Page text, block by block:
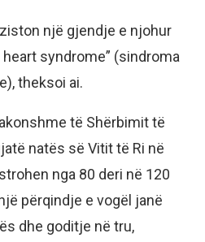
një gjendje e njohur
syndrome” (sindroma
theksoi ai.
të Shërbimit të
natës së Vitit të Ri në
nga 80 deri në 120
përqindje e vogël janë
dhe goditje në tru,